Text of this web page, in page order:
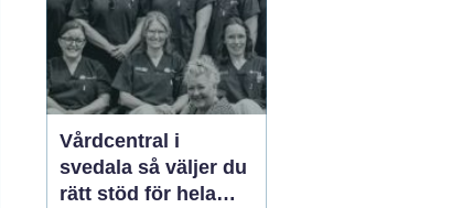
Vårdcentral i
svedala så väljer du
rätt stöd för hela